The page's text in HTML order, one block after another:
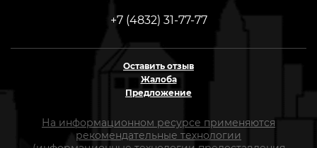
+7 (4832) 31-77-77
Оставить отзыв
Жалоба
Предложение
На информационном ресурсе применяются
рекомендательные технологии